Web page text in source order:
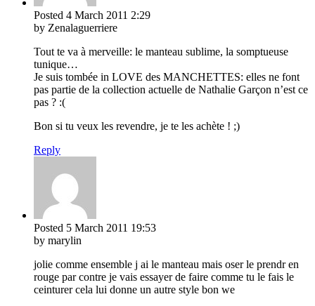
Posted 4 March 2011 2:29
by Zenalaguerriere
Tout te va à merveille: le manteau sublime, la somptueuse
tunique…
Je suis tombée in LOVE des MANCHETTES: elles ne font
pas partie de la collection actuelle de Nathalie Garçon n’est ce
pas ? :(
Bon si tu veux les revendre, je te les achète ! ;)
Reply
Posted 5 March 2011 19:53
by marylin
jolie comme ensemble j ai le manteau mais oser le prendr en
rouge par contre je vais essayer de faire comme tu le fais le
ceinturer cela lui donne un autre style bon we